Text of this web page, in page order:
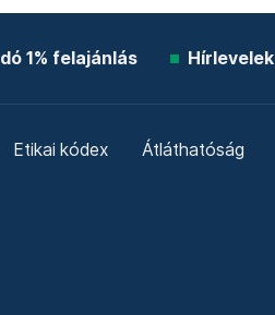
1% felajánlás Hírlevelek
Etikai kódex Átláthatóság